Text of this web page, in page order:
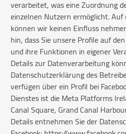
verarbeitet, was eine Zuordnung
einzelnen Nutzern ermöglicht.
können wir keinen Einfluss
hin, dass Sie unsere Profile auf
und ihre Funktionen in eigener
Details zur Datenverarbeitung
Datenschutzerklärung des
verfügen über ein Profil bei
Dienstes ist die Meta Platforms
Canal Square, Grand Canal
Details entnehmen Sie der